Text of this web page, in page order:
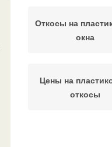
Откосы на
окна
Цены на
откосы